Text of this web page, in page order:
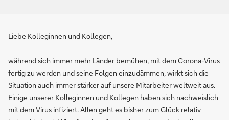
Liebe Kolleginnen und Kollegen,
während sich immer mehr Länder bemühen, mit dem Corona-Virus
fertig zu werden und seine Folgen einzudämmen, wirkt sich die
Situation auch immer stärker auf unsere Mitarbeiter weltweit aus.
Einige unserer Kolleginnen und Kollegen haben sich nachweislich
mit dem Virus infiziert. Allen geht es bisher zum Glück relativ